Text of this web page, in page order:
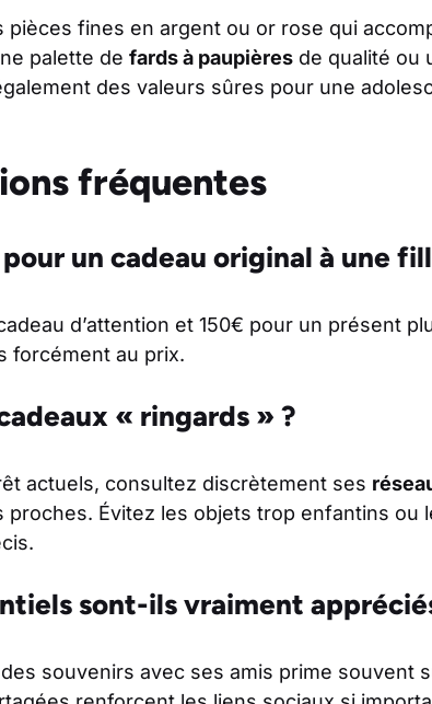
pièces fines en argent ou or rose qui
palette de fards à paupières de qualité ou
des valeurs sûres pour une
fréquentes
un cadeau original à une
d’attention et 150€ pour un présent
forcément au prix.
« ringards » ?
actuels, consultez discrètement ses
proches. Évitez les objets trop enfantins ou
sont-ils vraiment
souvenirs avec ses amis prime souvent